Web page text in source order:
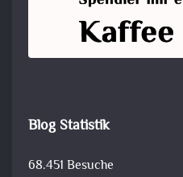
Blog Statistik
68.451 Besuche